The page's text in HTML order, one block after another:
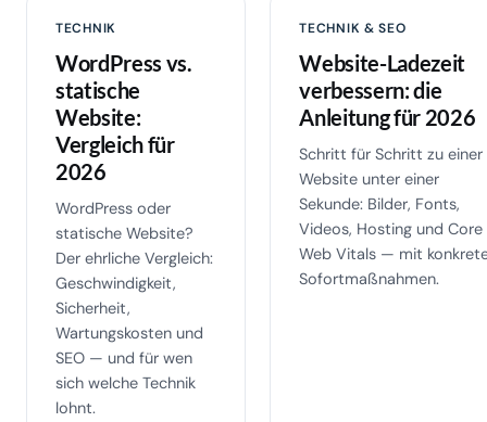
TECHNIK
WordPress vs.
statische
Website:
Vergleich für
2026
WordPress oder
statische Website?
Der ehrliche Vergleich:
Geschwindigkeit,
Sicherheit,
Wartungskosten und
SEO — und für wen
sich welche Technik
lohnt.
TECHNIK & SEO
Website-Ladezeit
verbessern: die
Anleitung für 2026
Schritt für Schritt zu einer
Website unter einer
Sekunde: Bilder, Fonts,
Videos, Hosting und Core
Web Vitals — mit
Sofortmaßnahmen.